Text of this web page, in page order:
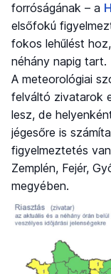
forróságának – a
elsőfokú
fokos lehűlést
néhány napig tart.
A meteorológiai
felváltó zivatarok
lesz, de
jégesőre is
figyelmeztetés
Zemplén, Fejér,
megyében.